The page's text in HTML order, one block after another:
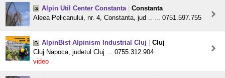
Alpin Util Center Constanta
Constanta
Aleea Pelicanului, nr. 4, Constanta, jud .. ... 0751.597.755
AlpinBist Alpinism Industrial Cluj
Cluj
Cluj Napoca, judetul Cluj ... 0755.312.904
video